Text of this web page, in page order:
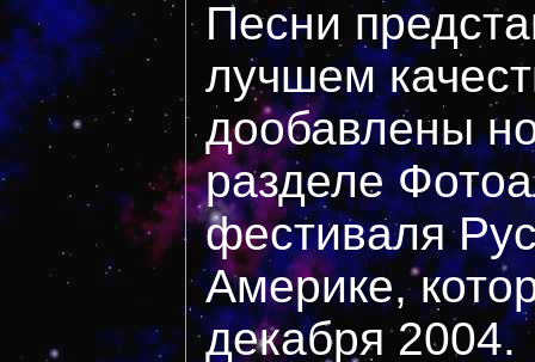
Песни
лучшем
дообавлены
разделе
фестиваля
Америке,
декабря 2004.